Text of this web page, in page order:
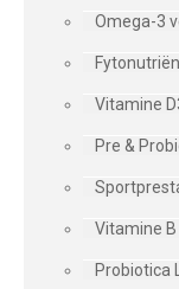
Omega-3
Vitamine
Pre &
Vitamine B
Probiotica